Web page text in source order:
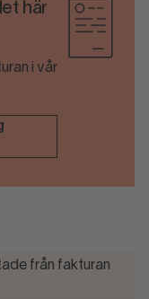
här
i vår
från fakturan